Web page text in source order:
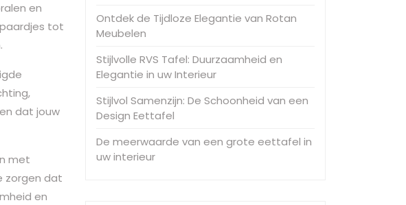
en
tot
dat jouw
met
zorgen dat
en
Ontdek de Tijdloze Elegantie van Rotan
Meubelen
Stijlvolle RVS Tafel: Duurzaamheid en
Elegantie in uw Interieur
Stijlvol Samenzijn: De Schoonheid van een
Design Eettafel
De meerwaarde van een grote eettafel in
uw interieur